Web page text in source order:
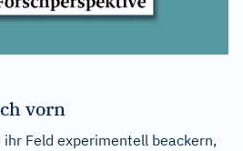
vorn
Feld experimentell beackern,